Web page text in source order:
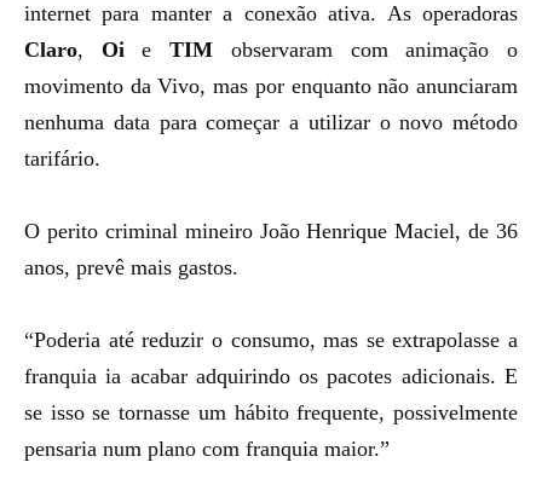
internet para manter a conexão ativa. As operadoras
Claro, OieTIM observaram com animação o
movimento da Vivo, mas por enquanto não anunciaram
nenhuma data para começar a utilizar o novo método
tarifário.
O perito criminal mineiro João Henrique Maciel, de 36
anos, prevê mais gastos.
“Poderia até reduzir o consumo, mas se extrapolasse a
franquia ia acabar adquirindo os pacotes adicionais. E
se isso se tornasse um hábito frequente, possivelmente
pensaria num plano com franquia maior.”